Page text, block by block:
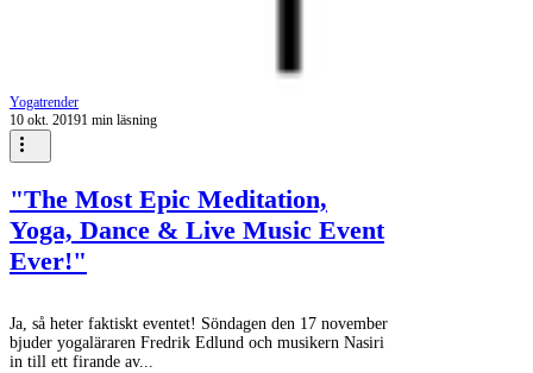
Yogatrender
10 okt. 20191 min läsning
"The Most Epic Meditation,
Yoga, Dance & Live Music Event
Ever!"
Ja, så heter faktiskt eventet! Söndagen den 17 november
bjuder yogaläraren Fredrik Edlund och musikern Nasiri
in till ett firande av...